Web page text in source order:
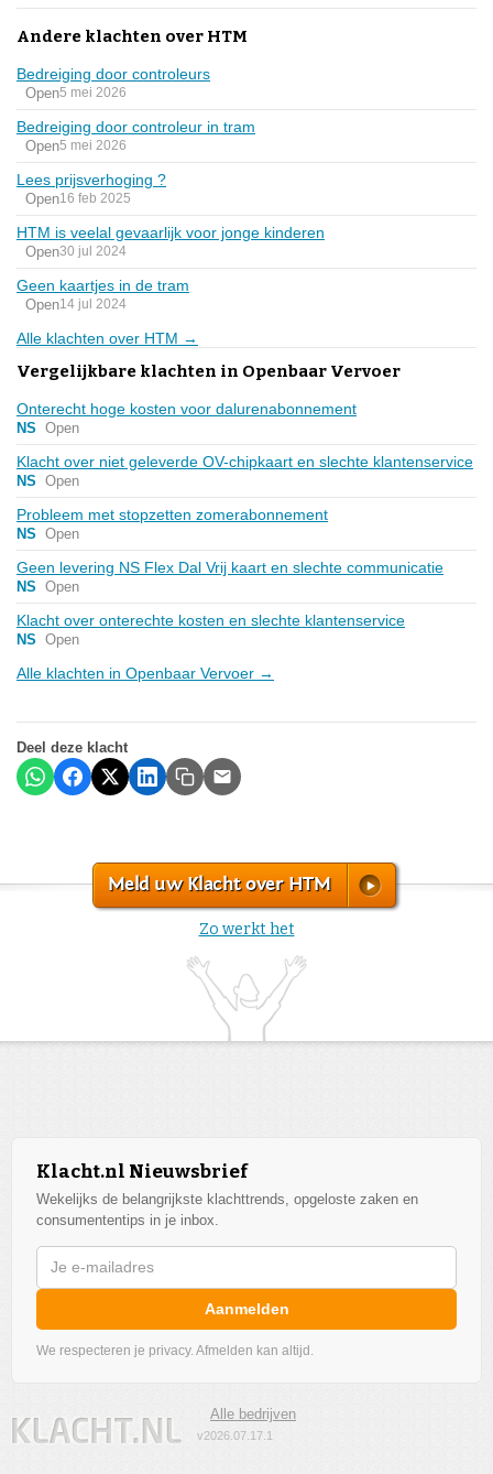
Andere klachten over HTM
Bedreiging door controleurs
Open5 mei 2026
Bedreiging door controleur in tram
Open5 mei 2026
Lees prijsverhoging ?
Open16 feb 2025
HTM is veelal gevaarlijk voor jonge kinderen
Open30 jul 2024
Geen kaartjes in de tram
Open14 jul 2024
Alle klachten over HTM →
Vergelijkbare klachten in Openbaar Vervoer
Onterecht hoge kosten voor dalurenabonnement
NS Open
Klacht over niet geleverde OV-chipkaart en slechte klantenservice
NS Open
Probleem met stopzetten zomerabonnement
NS Open
Geen levering NS Flex Dal Vrij kaart en slechte communicatie
NS Open
Klacht over onterechte kosten en slechte klantenservice
NS Open
Alle klachten in Openbaar Vervoer →
Deel deze klacht
Meld uw Klacht over HTM
Zo werkt het
Klacht.nl Nieuwsbrief
Wekelijks de belangrijkste klachttrends, opgeloste zaken en
consumententips in je inbox.
Aanmelden
We respecteren je privacy. Afmelden kan altijd.
Alle bedrijven
v2026.07.17.1